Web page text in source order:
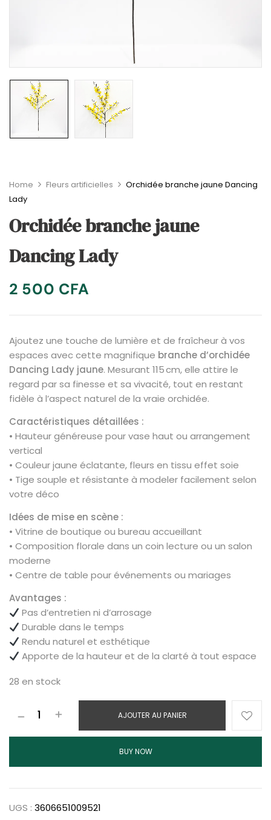
Home Fleurs artificielles
Orchidée branche jaune Dancing
Lady
Orchidée branche jaune
Dancing Lady
2 500 CFA
Ajoutez une touche de lumière et de fraîcheur à vos
espaces avec cette magnifique branche d’orchidée
Dancing Lady jaune. Mesurant 115 cm, elle attire le
regard par sa finesse et sa vivacité, tout en restant
fidèle à l’aspect naturel de la vraie orchidée.
Caractéristiques détaillées :
• Hauteur généreuse pour vase haut ou arrangement
vertical
• Couleur jaune éclatante, fleurs en tissu effet soie
• Tige souple et résistante à modeler facilement selon
votre déco
Idées de mise en scène :
• Vitrine de boutique ou bureau accueillant
• Composition florale dans un coin lecture ou un salon
moderne
• Centre de table pour événements ou mariages
Avantages :
Pas d’entretien ni d’arrosage
Durable dans le temps
Rendu naturel et esthétique
Apporte de la hauteur et de la clarté à tout espace
28 en stock
AJOUTER AU PANIER
BUY NOW
UGS : 3606651009521